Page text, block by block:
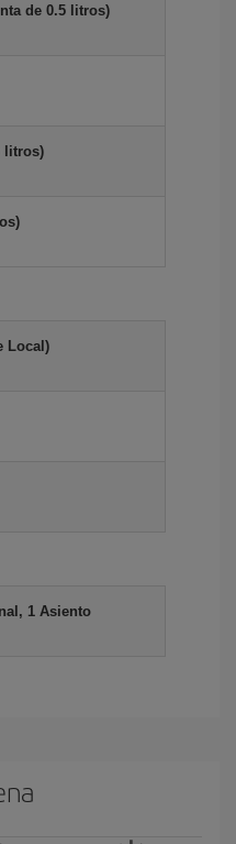
de 0.5 litros)
litros)
Local)
1 Asiento